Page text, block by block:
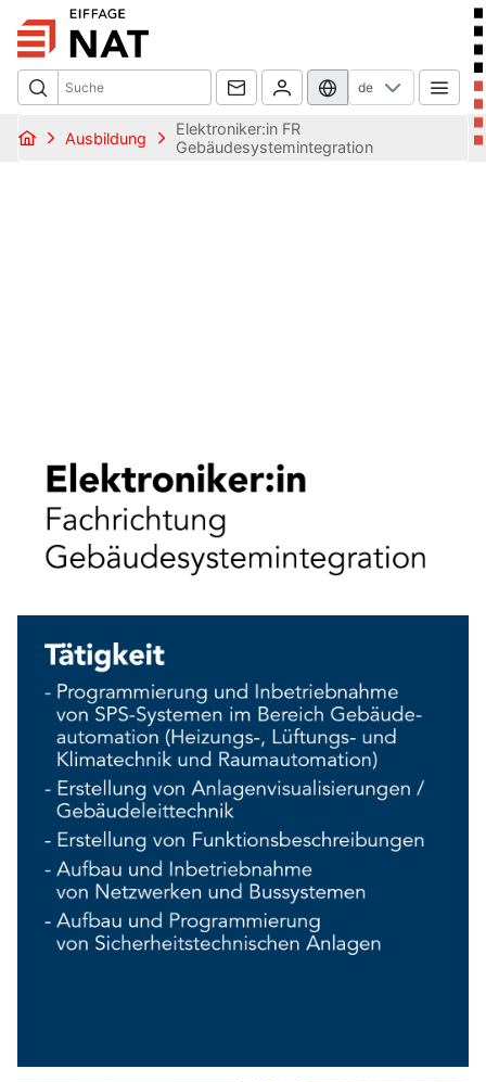
de
Ausbildung
Elektroniker:in FR
Gebäudesystemintegration